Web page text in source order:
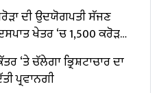
ਦੀ ਉਦਯੋਗਪਤੀ ਸੱਜਣ
ਖੇਤਰ ‘ਚ ₹1,500 ਕਰੋੜ
‘ਤੇ ਚੱਲੇਗਾ ਭ੍ਰਿਸ਼ਟਾਚਾਰ ਦਾ
ਪ੍ਰਵਾਨਗੀ